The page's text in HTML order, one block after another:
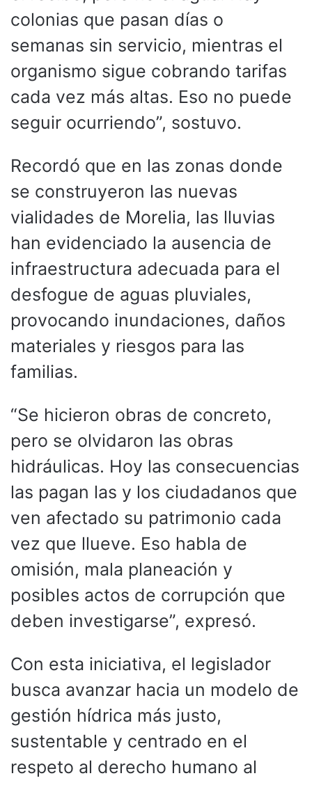
colonias que pasan días o
semanas sin servicio, mientras el
organismo sigue cobrando tarifas
cada vez más altas. Eso no puede
seguir ocurriendo”, sostuvo.
Recordó que en las zonas donde
se construyeron las nuevas
vialidades de Morelia, las lluvias
han evidenciado la ausencia de
infraestructura adecuada para el
desfogue de aguas pluviales,
provocando inundaciones, daños
materiales y riesgos para las
familias.
“Se hicieron obras de concreto,
pero se olvidaron las obras
hidráulicas. Hoy las consecuencias
las pagan las y los ciudadanos que
ven afectado su patrimonio cada
vez que llueve. Eso habla de
omisión, mala planeación y
posibles actos de corrupción que
deben investigarse”, expresó.
Con esta iniciativa, el legislador
busca avanzar hacia un modelo de
gestión hídrica más justo,
sustentable y centrado en el
respeto al derecho humano al